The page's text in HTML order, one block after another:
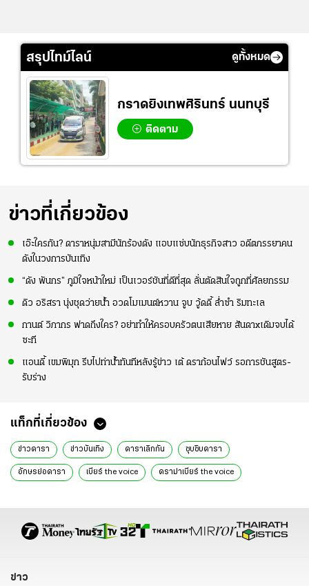
สรุปไทม์ไลน์ ดูทั้งหมด
กราดยิงเทพศิรินทร์ นนทบุรี
ติดตาม
ข่าวที่เกี่ยวข้อง
เอ๊ะใครกัน? ดาราหนุ่มสามีนักร้องดัง แอบแซ่บนักธุรกิจสาว อดีตภรรยาคน
ดังในวงการบันเทิง
“ดัง พันกร” ภูมิใจหน้าใหม่ เป็นเวอร์ชันที่ดีที่สุด ลั่นตัดสินใจถูกที่ศัลยกรรม
ดิว อริสรา นุ่งชุดว่ายน้ำ อวดโมเมนต์หวาน จูบ วู้ดดี้ ล่ำซำ ริมทะเล
กานต์ วิภากร ฟาดถึงใคร? อย่าทำให้ครอบครัวตนเสียหาย สันดาxเดิมจบได้
ซะที
แอนดี้ เขมพิมุก รีบไปท่าน้ำทันทีหลังรู้ข่าว เต้ ดราก้อนไฟว์ รอการชันสูตร-
รับร่าง
แท็กที่เกี่ยวข้อง
ข่าวดารา ข่าวบันเทิง ดาราเลิกกัน ซุบซิบดารา
อักษรย่อดารา เบียร์ the voice ดราม่าเบียร์ the voice
ข่าว